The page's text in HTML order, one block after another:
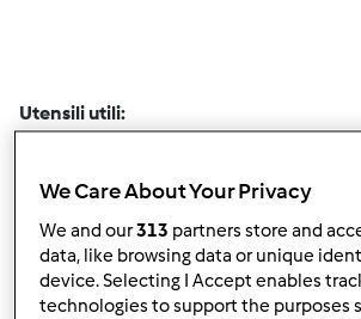
Utensili utili:
pennello da cucina
2 sac à poche (bocchetta a stella e
We Care About Your Privacy
We and our313 partners store and
data, like browsing data or unique
device. Selecting I Accept enables
technologies to support the purposes